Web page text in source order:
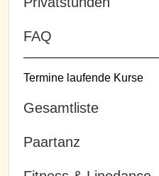
FAQ
Termine laufende Kurse
Gesamtliste
Paartanz